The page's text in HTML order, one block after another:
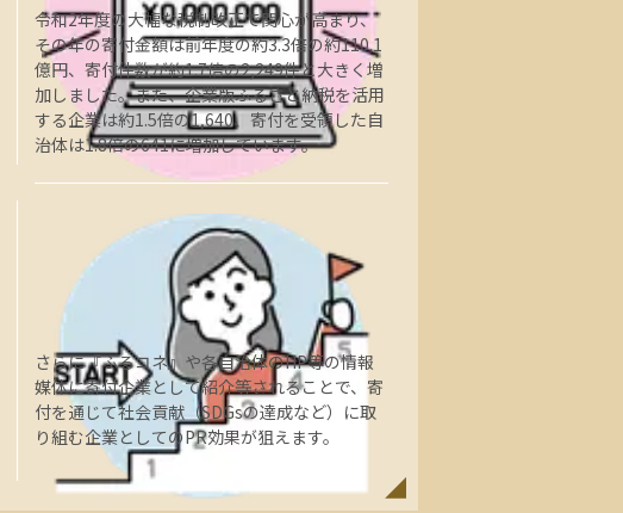
令和2年度の大幅な税制改正で関心が高まり、
その年の寄付金額は前年度の約3.3倍の約110.1
億円、寄付件数が約1.7倍の2,249件と大きく増
加しました。また、企業版ふるさと納税を活用
する企業は約1.5倍の1,640、寄付を受領した自
治体は1.8倍の641に増加しています。
さらに『ふるコネ』や各自治体のHP等の情報
媒体に寄付企業として紹介等されることで、寄
付を通じて社会貢献（SDGsの達成など）に取
り組む企業としてのPR効果が狙えます。